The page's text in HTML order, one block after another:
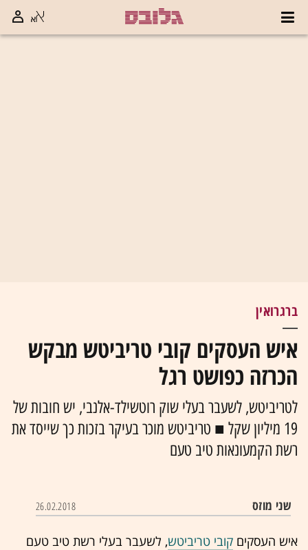
ברגרואין
איש העסקים קובי טריביטש מבקש
הכרזה כפושט רגל
לטריביטש, לשעבר בעלי שוק רוטשילד-אלנבי, יש חובות של
19 מיליון שקל ■ טריביטש מוכר בעיקר בזכות כך שייסד את
רשת הקמעונאות טיב טעם
שני מוזס 26.02.2018
איש העסקים קובי טריביטש, לשעבר בעלי רשת טיב טעם